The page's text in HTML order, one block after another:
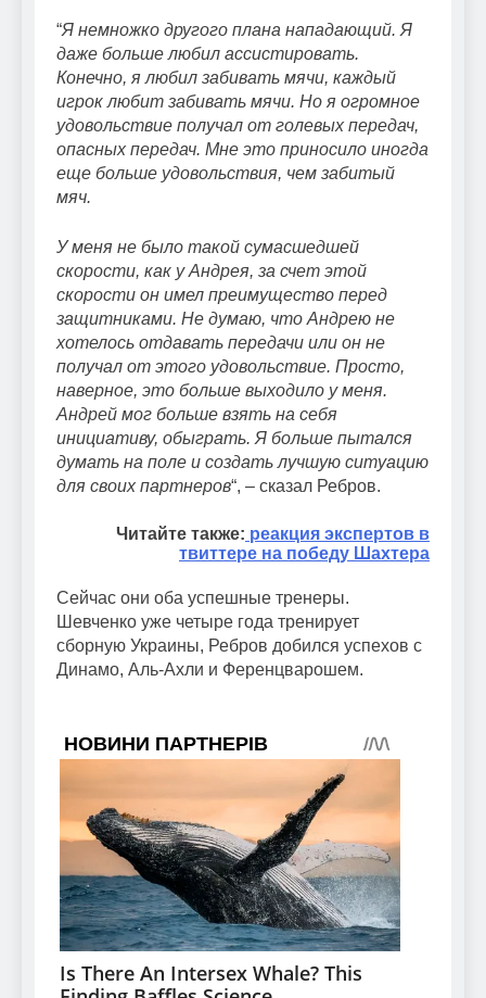
“Я немножко другого плана нападающий. Я
даже больше любил ассистировать.
Конечно, я любил забивать мячи, каждый
игрок любит забивать мячи. Но я огромное
удовольствие получал от голевых передач,
опасных передач. Мне это приносило иногда
еще больше удовольствия, чем забитый
мяч.
У меня не было такой сумасшедшей
скорости, как у Андрея, за счет этой
скорости он имел преимущество перед
защитниками. Не думаю, что Андрею не
хотелось отдавать передачи или он не
получал от этого удовольствие. Просто,
наверное, это больше выходило у меня.
Андрей мог больше взять на себя
инициативу, обыграть. Я больше пытался
думать на поле и создать лучшую ситуацию
для своих партнеров“, – сказал Ребров.
Читайте также: реакция экспертов в
твиттере на победу Шахтера
Сейчас они оба успешные тренеры.
Шевченко уже четыре года тренирует
сборную Украины, Ребров добился успехов с
Динамо, Аль-Ахли и Ференцварошем.